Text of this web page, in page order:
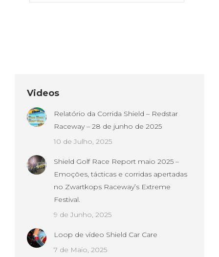
Videos
Relatório da Corrida Shield – Redstar
Raceway – 28 de junho de 2025
10 de Julho, 2025
Shield Golf Race Report maio 2025 –
Emoções, tácticas e corridas apertadas
no Zwartkops Raceway’s Extreme
Festival.
9 de Junho, 2025
Loop de vídeo Shield Car Care
7 de Maio, 2025